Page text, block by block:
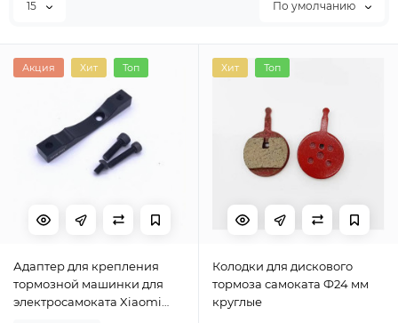
15 По умолчанию
Акция Хит Топ
Адаптер для крепления
тормозной машинки для
электросамоката Xiaomi
Хит Топ
Колодки для дискового
тормоза самоката Ф24 мм
круглые